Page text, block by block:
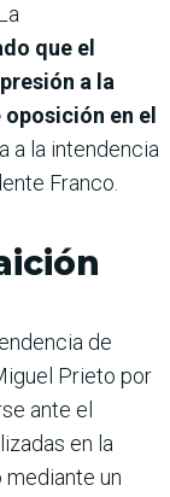
que el
a la
en el
a la intendencia
Franco.
de
Prieto por
ante el
en la
mediante un